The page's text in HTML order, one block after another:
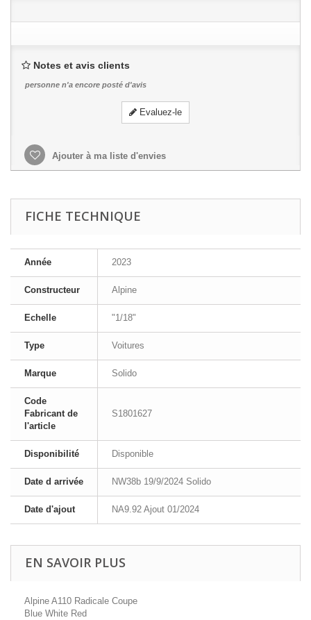
Notes et avis clients
personne n'a encore posté d'avis
Evaluez-le
Ajouter à ma liste d'envies
FICHE TECHNIQUE
Année 2023
Constructeur Alpine
Echelle "1/18"
Type Voitures
Marque Solido
Code
Fabricant de
l'article
S1801627
Disponibilité Disponible
Date d arrivée NW38b 19/9/2024 Solido
Date d'ajout NA9.92 Ajout 01/2024
EN SAVOIR PLUS
Alpine A110 Radicale Coupe
Blue White Red